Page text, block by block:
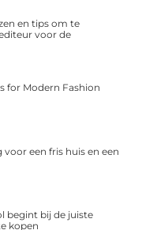
en tips om te
voor de
for Modern Fashion
een fris huis en een
begint bij de juiste
kopen